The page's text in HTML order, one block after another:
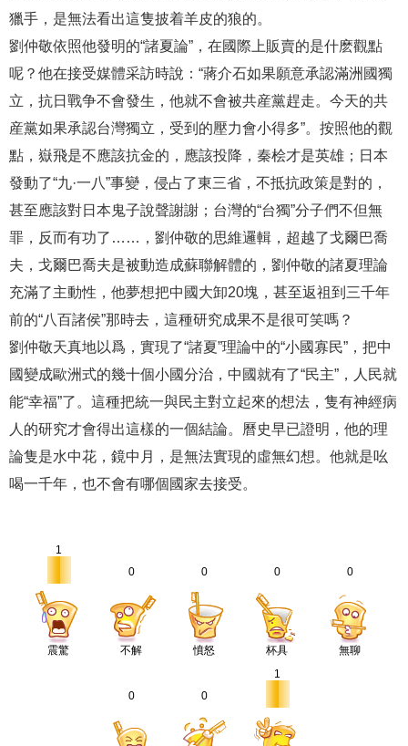
獵手，是無法看出這隻披着羊皮的狼的。
劉仲敬依照他發明的“諸夏論”，在國際上販賣的是什麽觀點
呢？他在接受媒體采訪時說：“蔣介石如果願意承認滿洲國獨
立，抗日戰争不會發生，他就不會被共産黨趕走。今天的共
産黨如果承認台灣獨立，受到的壓力會小得多”。按照他的觀
點，嶽飛是不應該抗金的，應該投降，秦桧才是英雄；日本
發動了“九·一八”事變，侵占了東三省，不抵抗政策是對的，
甚至應該對日本鬼子說聲謝謝；台灣的“台獨”分子們不但無
罪，反而有功了……，劉仲敬的思維邏輯，超越了戈爾巴喬
夫，戈爾巴喬夫是被動造成蘇聯解體的，劉仲敬的諸夏理論
充滿了主動性，他夢想把中國大卸20塊，甚至返祖到三千年
前的“八百諸侯”那時去，這種研究成果不是很可笑嗎？
劉仲敬天真地以爲，實現了“諸夏”理論中的“小國寡民”，把中
國變成歐洲式的幾十個小國分治，中國就有了“民主”，人民就
能“幸福”了。這種把統一與民主對立起來的想法，隻有神經病
人的研究才會得出這樣的一個結論。曆史早已證明，他的理
論隻是水中花，鏡中月，是無法實現的虛無幻想。他就是吆
喝一千年，也不會有哪個國家去接受。
1
震驚
0
不解
0
憤怒
0
杯具
0
無聊
0 0
1